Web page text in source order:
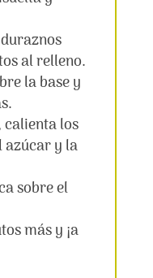
al relleno.
la base y
calienta los
azúcar y la
sobre el
más y ¡a